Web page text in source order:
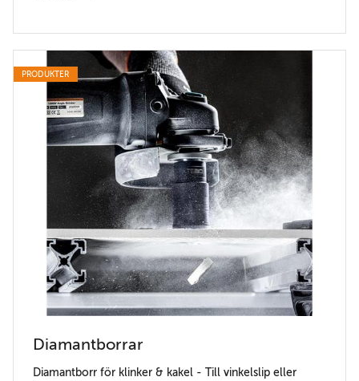
PRODUKTER
Diamantborrar
Diamantborr för klinker & kakel - Till vinkelslip eller